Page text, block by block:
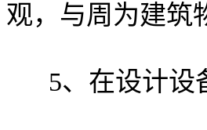
观，与周为建筑
5、在设计设